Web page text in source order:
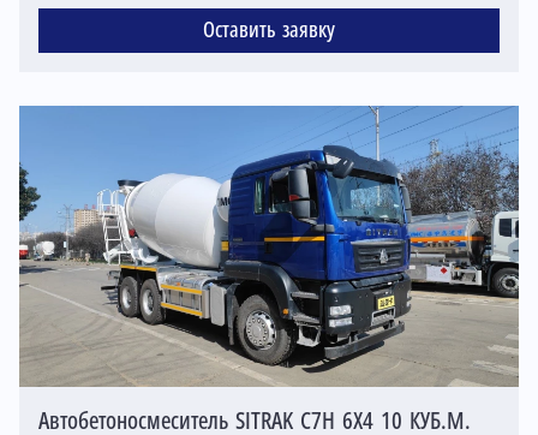
Оставить заявку
Автобетоносмеситель SITRAK C7H 6X4 10 КУБ.М.